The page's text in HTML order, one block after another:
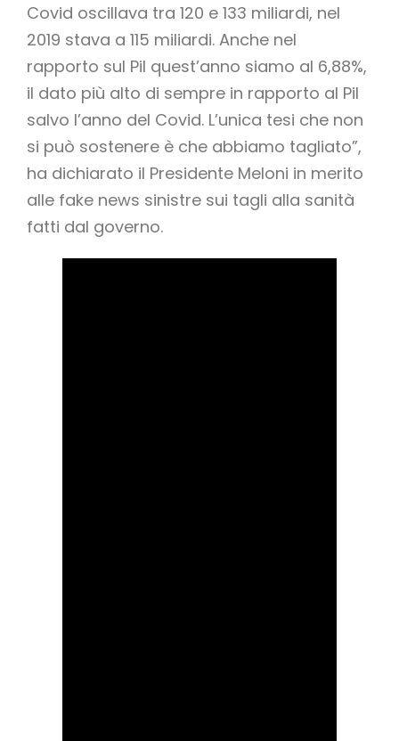
Covid oscillava tra 120 e 133 miliardi, nel
2019 stava a 115 miliardi. Anche nel
rapporto sul Pil quest’anno siamo al 6,88%,
il dato più alto di sempre in rapporto al Pil
salvo l’anno del Covid. L’unica tesi che non
si può sostenere è che abbiamo tagliato”,
ha dichiarato il Presidente Meloni in merito
alle fake news sinistre sui tagli alla sanità
fatti dal governo.